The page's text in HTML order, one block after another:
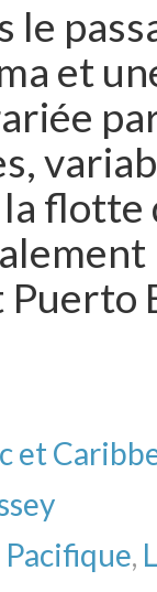
le
et
et
Pacifique,